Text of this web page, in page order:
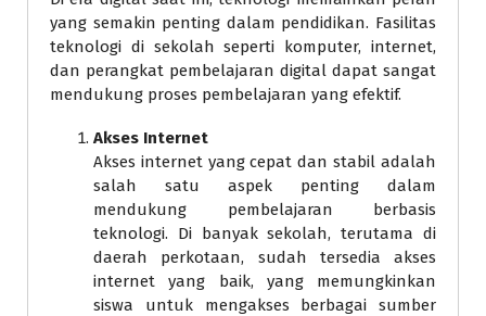
yang semakin penting dalam pendidikan. Fasilitas
teknologi di sekolah seperti komputer, internet,
dan perangkat pembelajaran digital dapat sangat
mendukung proses pembelajaran yang efektif.
Akses Internet
Akses internet yang cepat dan stabil adalah
salah satu aspek penting dalam
mendukung pembelajaran berbasis
teknologi. Di banyak sekolah, terutama di
daerah perkotaan, sudah tersedia akses
internet yang baik, yang memungkinkan
siswa untuk mengakses berbagai sumber